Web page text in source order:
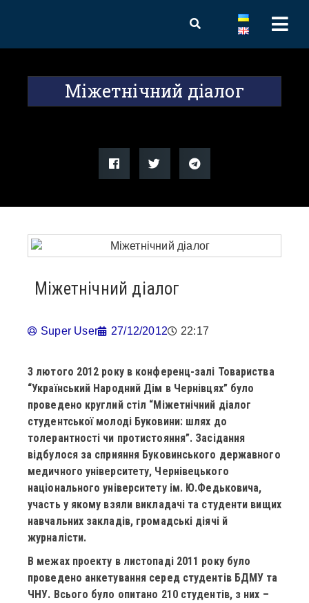
Міжетнічний діалог
Міжетнічний діалог
Super User 27/12/2012 22:17
3 лютого 2012 року в конференц-залі Товариства
“Український Народний Дім в Чернівцях” було
проведено круглий стіл “Міжетнічний діалог
студентської молоді Буковини: шлях до
толерантності чи протистояння”. Засідання
відбулося за сприяння Буковинського державного
медичного університету, Чернівецького
національного університету ім. Ю.Федьковича,
участь у якому взяли викладачі та студенти вищих
навчальних закладів, громадські діячі й
журналісти.
В межах проекту в листопаді 2011 року було
проведено анкетування серед студентів БДМУ та
ЧНУ. Всього було опитано 210 студентів, з них –